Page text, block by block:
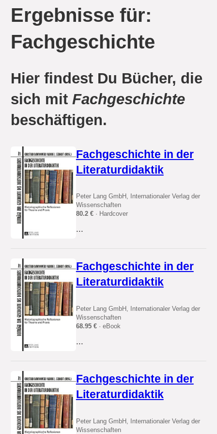
Ergebnisse für:
Fachgeschichte
Hier findest Du Bücher, die
sich mitFachgeschichte
beschäftigen.
Fachgeschichte in der
Literaturdidaktik
Peter Lang GmbH, Internationaler Verlag der
Wissenschaften
80.2 €· Hardcover
...
Fachgeschichte in der
Literaturdidaktik
Peter Lang GmbH, Internationaler Verlag der
Wissenschaften
68.95 €· eBook
...
Fachgeschichte in der
Literaturdidaktik
Peter Lang GmbH, Internationaler Verlag der
Wissenschaften